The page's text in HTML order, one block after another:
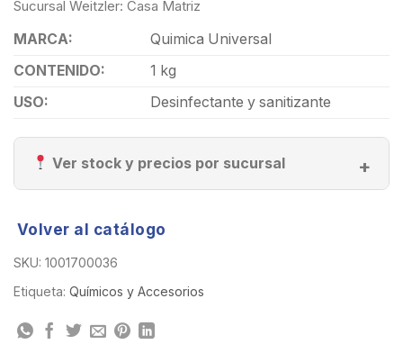
Sucursal Weitzler: Casa Matriz
MARCA:
Quimica Universal
CONTENIDO:
1 kg
USO:
Desinfectante y sanitizante
Ver stock y precios por sucursal
Volver al catálogo
SKU: 1001700036
Etiqueta: Químicos y Accesorios